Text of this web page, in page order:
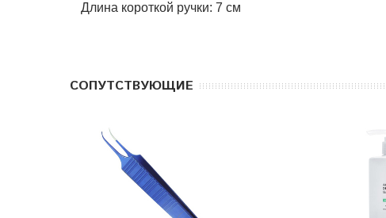
Длина короткой ручки: 7 см
CОПУТСТВУЮЩИЕ